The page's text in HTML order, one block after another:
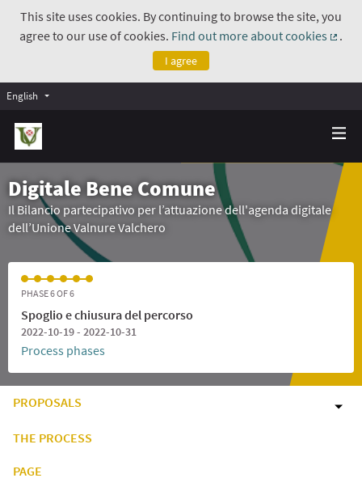
This site uses cookies. By continuing to browse the site, you
agree to our use of cookies. Find out more about cookies
.
I agree
English
Digitale Bene Comune
Il Bilancio partecipativo per l’attuazione dell'agenda digitale
dell’Unione Valnure Valchero
PHASE 6 OF 6
Spoglio e chiusura del percorso
2022-10-19 - 2022-10-31
Process phases
PROPOSALS
THE PROCESS
PAGE